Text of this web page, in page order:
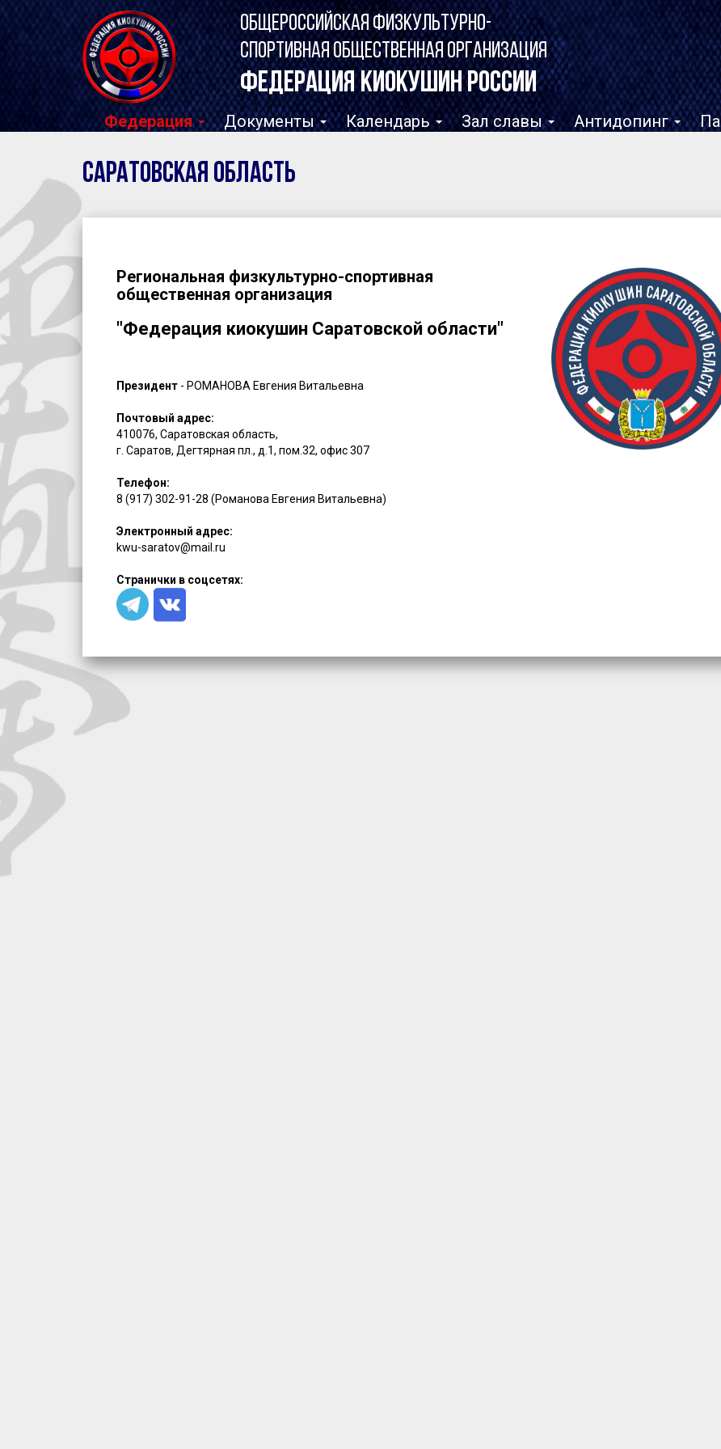
ОБЩЕРОССИЙСКАЯ ФИЗКУЛЬТУРНО-
СПОРТИВНАЯ ОБЩЕСТВЕННАЯ ОРГАНИЗАЦИЯ
ФЕДЕРАЦИЯ КИОКУШИН РОССИИ
Федерация Документы Календарь Зал славы Антидопинг
Саратовская область
Региональная физкультурно-спортивная
общественная организация
"Федерация киокушин Саратовской области"
Президент - РОМАНОВА Евгения Витальевна
Почтовый адрес:
410076, Саратовская область,
г. Саратов, Дегтярная пл., д.1, пом.32, офис 307
Телефон:
8 (917) 302-91-28 (Романова Евгения Витальевна)
Электронный адрес:
kwu-saratov@mail.ru
Странички в соцсетях: